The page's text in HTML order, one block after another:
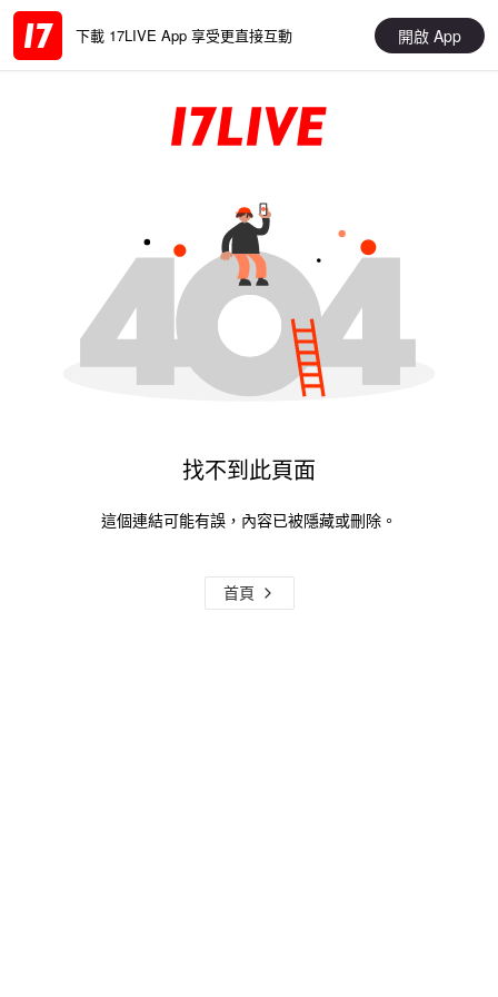
下載 17LIVE App 享受更直接互動 開啟 App
找不到此頁面
這個連結可能有誤，內容已被隱藏或刪除。
首頁